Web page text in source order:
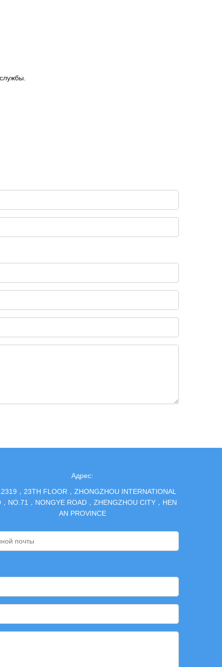
Адрес:
，23TH FLOOR，ZHONGZHOU INTERNATIONAL
，NO.71，NONGYE ROAD，ZHENGZHOU CITY，HEN
AN PROVINCE